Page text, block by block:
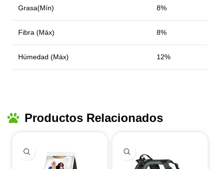
Grasa(Mín) 8%
Fibra (Máx) 8%
Húmedad (Máx) 12%
Productos Relacionados